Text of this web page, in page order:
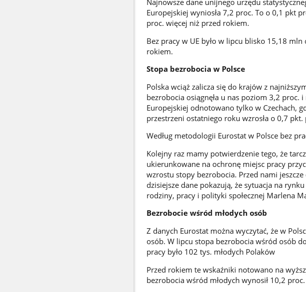
Europejskiej wyniosła 7,2 proc. To o 0,1 pkt
proc. więcej niż przed rokiem.
Bez pracy w UE było w lipcu blisko 15,18
rokiem.
Stopa bezrobocia w Polsce
Polska wciąż zalicza się do krajów z
bezrobocia osiągnęła u nas poziom 3,2
Europejskiej odnotowano tylko w Czechach,
przestrzeni ostatniego roku wzrosła o 0,7 pkt.
Według metodologii Eurostat w Polsce bez
Kolejny raz mamy potwierdzenie tego, że
ukierunkowane na ochronę miejsc pracy
wzrostu stopy bezrobocia. Przed nami
dzisiejsze dane pokazują, że sytuacja na
rodziny, pracy i polityki społecznej Marlena
Bezrobocie wśród młodych osób
Z danych Eurostat można wyczytać, że w
osób. W lipcu stopa bezrobocia wśród osób
pracy było 102 tys. młodych Polaków
Przed rokiem te wskaźniki notowano na
bezrobocia wśród młodych wynosił 10,2